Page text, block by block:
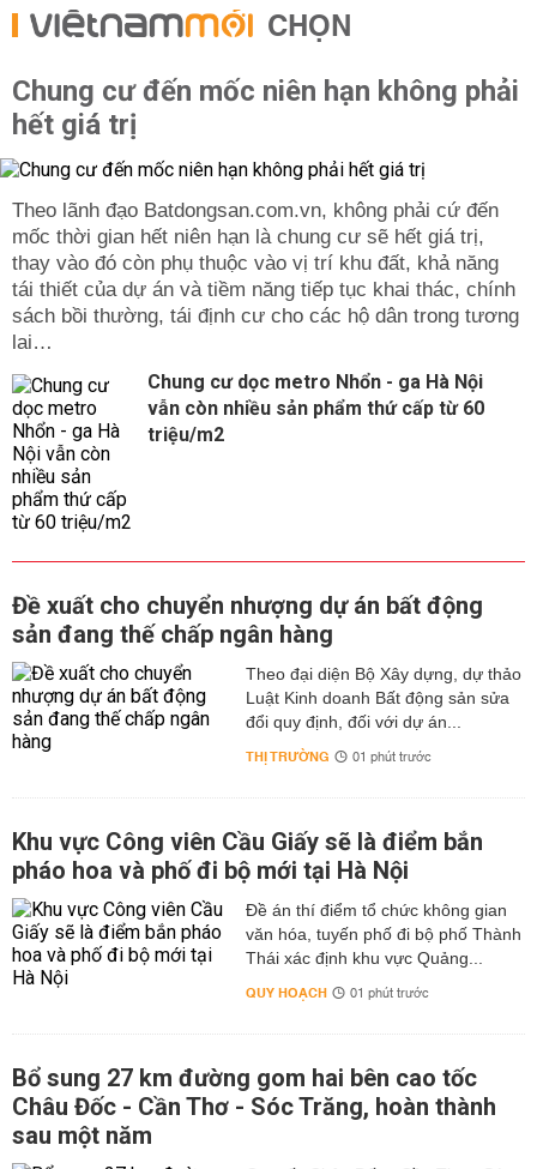
CHỌN
Chung cư đến mốc niên hạn không phải
hết giá trị
Theo lãnh đạo Batdongsan.com.vn, không phải cứ đến
mốc thời gian hết niên hạn là chung cư sẽ hết giá trị,
thay vào đó còn phụ thuộc vào vị trí khu đất, khả năng
tái thiết của dự án và tiềm năng tiếp tục khai thác, chính
sách bồi thường, tái định cư cho các hộ dân trong tương
lai…
Chung cư dọc metro Nhổn - ga Hà Nội
vẫn còn nhiều sản phẩm thứ cấp từ 60
triệu/m2
Đề xuất cho chuyển nhượng dự án bất động
sản đang thế chấp ngân hàng
Theo đại diện Bộ Xây dựng, dự thảo
Luật Kinh doanh Bất động sản sửa
đổi quy định, đối với dự án...
THỊ TRƯỜNG 01 phút trước
Khu vực Công viên Cầu Giấy sẽ là điểm bắn
pháo hoa và phố đi bộ mới tại Hà Nội
Đề án thí điểm tổ chức không gian
văn hóa, tuyến phố đi bộ phố Thành
Thái xác định khu vực Quảng...
QUY HOẠCH 01 phút trước
Bổ sung 27 km đường gom hai bên cao tốc
Châu Đốc - Cần Thơ - Sóc Trăng, hoàn thành
sau một năm